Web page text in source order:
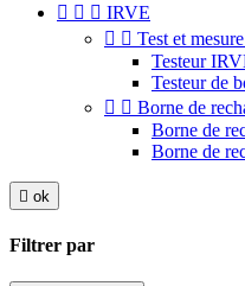
   IRVE
  Test et
Testeur
Testeur de
  Borne de
Borne de
Borne de
 ok
Filtrer par